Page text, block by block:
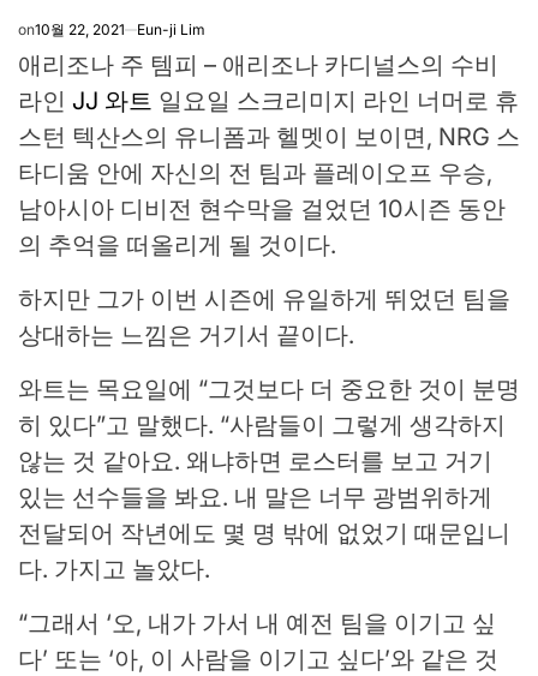
on10월 22, 2021 Eun-ji Lim
애리조나 주 템피 – 애리조나 카디널스의 수비
라인 JJ 와트 일요일 스크리미지 라인 너머로 휴
스턴 텍산스의 유니폼과 헬멧이 보이면, NRG 스
타디움 안에 자신의 전 팀과 플레이오프 우승,
남아시아 디비전 현수막을 걸었던 10시즌 동안
의 추억을 떠올리게 될 것이다.
하지만 그가 이번 시즌에 유일하게 뛰었던 팀을
상대하는 느낌은 거기서 끝이다.
와트는 목요일에 “그것보다 더 중요한 것이 분명
히 있다”고 말했다. “사람들이 그렇게 생각하지
않는 것 같아요. 왜냐하면 로스터를 보고 거기
있는 선수들을 봐요. 내 말은 너무 광범위하게
전달되어 작년에도 몇 명 밖에 없었기 때문입니
다. 가지고 놀았다.
“그래서 ‘오, 내가 가서 내 예전 팀을 이기고 싶
다’ 또는 ‘아, 이 사람을 이기고 싶다’와 같은 것